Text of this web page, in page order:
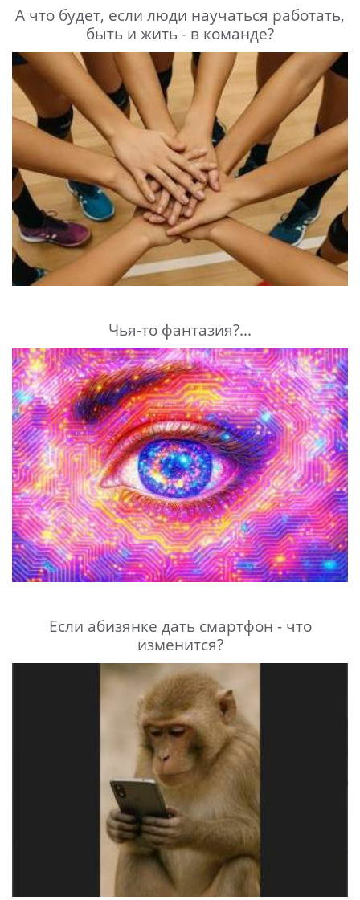
А что будет, если люди научаться работать,
быть и жить - в команде?
Чья-то фантазия?...
Если абизянке дать смартфон - что
изменится?